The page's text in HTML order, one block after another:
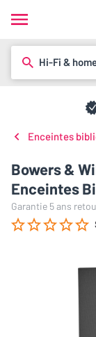
Hi-Fi &
Enceintes
Bowers &
Enceintes
Garantie 5 ans